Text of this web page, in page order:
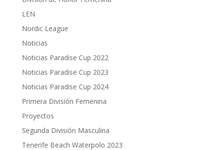
LEN
Nordic League
Noticias
Noticias Paradise Cup 2022
Noticias Paradise Cup 2023
Noticias Paradise Cup 2024
Primera División Femenina
Proyectos
Segunda División Masculina
Tenerife Beach Waterpolo 2023